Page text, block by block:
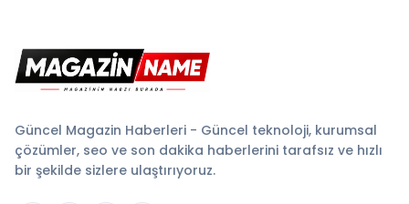
Güncel Magazin Haberleri - Güncel teknoloji, kurumsal
çözümler, seo ve son dakika haberlerini tarafsız ve hızlı
bir şekilde sizlere ulaştırıyoruz.